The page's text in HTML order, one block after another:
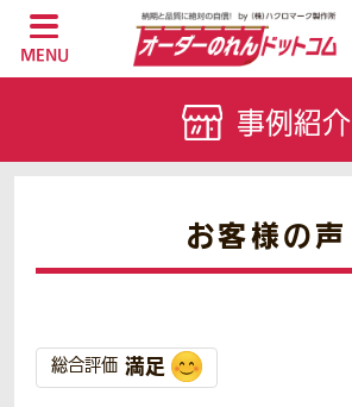
MENU
お客様の声
総合評価 満足
事例紹介